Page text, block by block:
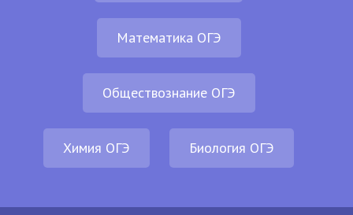
Математика ОГЭ
Обществознание ОГЭ
Химия ОГЭ Биология ОГЭ